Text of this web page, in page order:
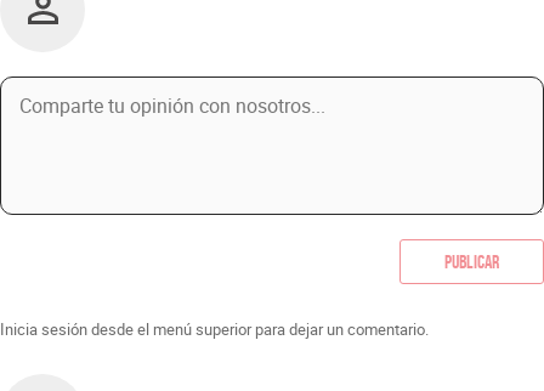
Publicar
Inicia sesión desde el menú superior para dejar un comentario.